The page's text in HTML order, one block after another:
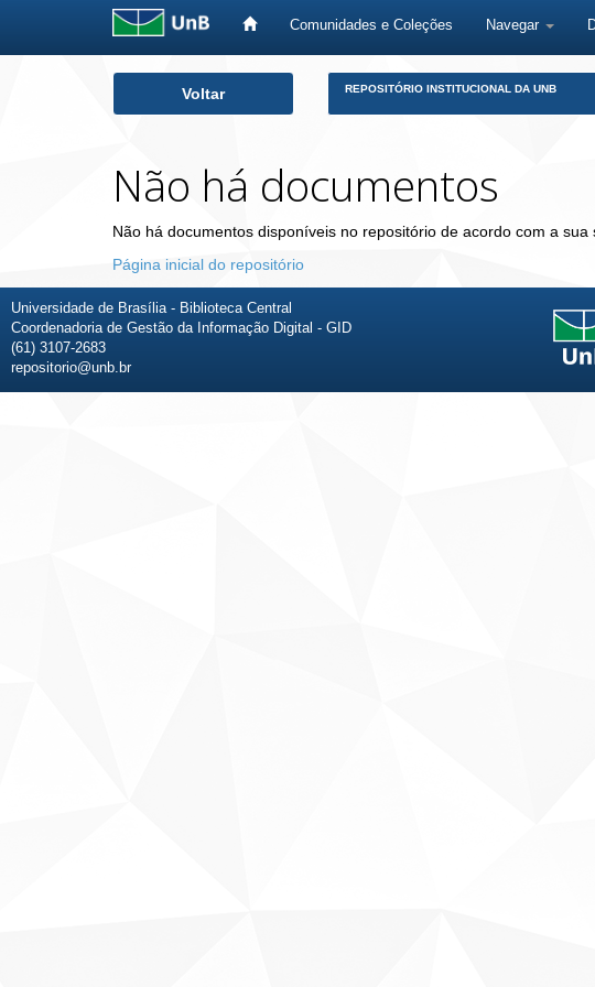
Comunidades e Coleções Navegar
Voltar REPOSITÓRIO INSTITUCIONAL DA UNB
Não há documentos
Não há documentos disponíveis no repositório de acordo com a sua
Página inicial do repositório
Universidade de Brasília - Biblioteca Central
Coordenadoria de Gestão da Informação Digital - GID
(61) 3107-2683
repositorio@unb.br